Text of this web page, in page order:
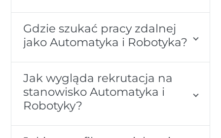
Gdzie szukać pracy zdalnej
jako Automatyka i Robotyka?
Jak wygląda rekrutacja na
stanowisko Automatyka i
Robotyky?